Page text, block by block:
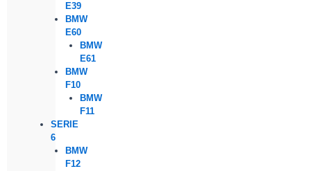
E39
BMW
E60
BMW
E61
BMW
F10
BMW
F11
SERIE
6
BMW
F12